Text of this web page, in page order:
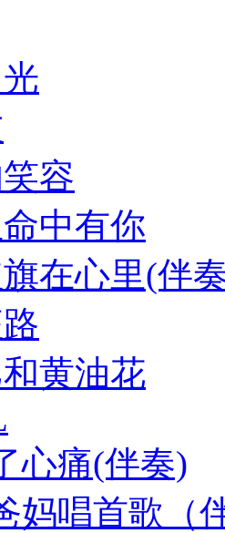
容
中有你
在心里(伴
黄油花
心痛(伴奏)
妈唱首歌（